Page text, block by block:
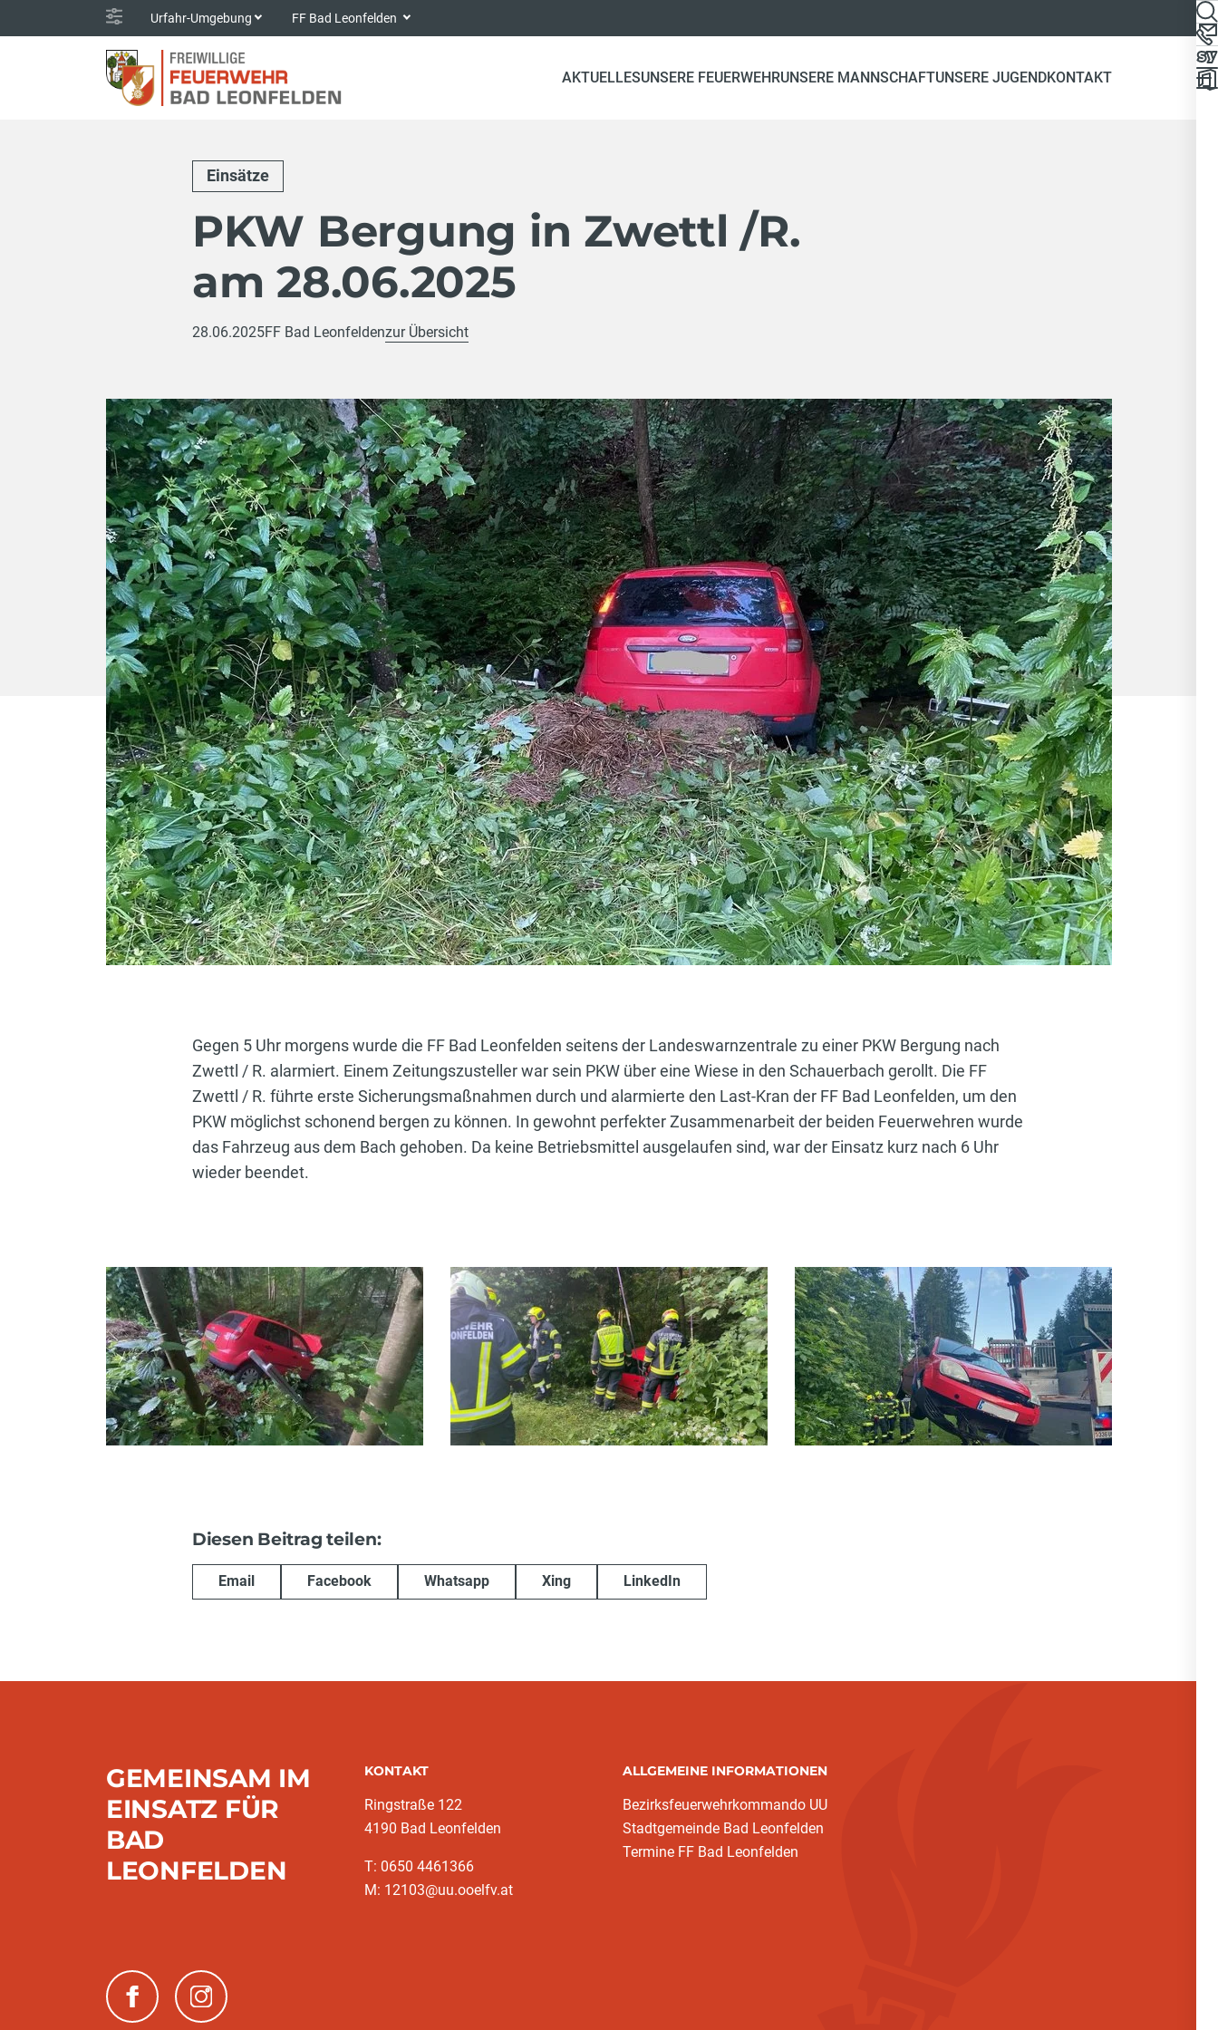
Urfahr-Umgebung FF Bad Leonfelden
AKTUELLESUNSERE FEUERWEHRUNSERE MANNSCHAFTUNSERE JUGENDKONTAKT
Einsätze
PKW Bergung in Zwettl /R.
am 28.06.2025
28.06.2025FF Bad Leonfeldenzur Übersicht
Gegen 5 Uhr morgens wurde die FF Bad Leonfelden seitens der Landeswarnzentrale zu einer PKW Bergung nach
Zwettl / R. alarmiert. Einem Zeitungszusteller war sein PKW über eine Wiese in den Schauerbach gerollt. Die FF
Zwettl / R. führte erste Sicherungsmaßnahmen durch und alarmierte den Last-Kran der FF Bad Leonfelden, um den
PKW möglichst schonend bergen zu können. In gewohnt perfekter Zusammenarbeit der beiden Feuerwehren wurde
das Fahrzeug aus dem Bach gehoben. Da keine Betriebsmittel ausgelaufen sind, war der Einsatz kurz nach 6 Uhr
wieder beendet.
Diesen Beitrag teilen:
Email Facebook Whatsapp Xing LinkedIn
GEMEINSAM IM
EINSATZ FÜR
BAD
LEONFELDEN
KONTAKT
Ringstraße 122
4190 Bad Leonfelden
T: 0650 4461366
M: 12103@uu.ooelfv.at
ALLGEMEINE INFORMATIONEN
Bezirksfeuerwehrkommando UU
Stadtgemeinde Bad Leonfelden
Termine FF Bad Leonfelden
(neues Fenster)(neues Fenster)